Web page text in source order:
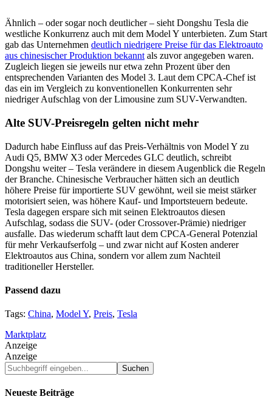
Ähnlich – oder sogar noch deutlicher – sieht Dongshu Tesla die
westliche Konkurrenz auch mit dem Model Y unterbieten. Zum Start
gab das Unternehmen deutlich niedrigere Preise für das Elektroauto
aus chinesischer Produktion bekannt als zuvor angegeben waren.
Zugleich liegen sie jeweils nur etwa zehn Prozent über den
entsprechenden Varianten des Model 3. Laut dem CPCA-Chef ist
das ein im Vergleich zu konventionellen Konkurrenten sehr
niedriger Aufschlag von der Limousine zum SUV-Verwandten.
Alte SUV-Preisregeln gelten nicht mehr
Dadurch habe Einfluss auf das Preis-Verhältnis von Model Y zu
Audi Q5, BMW X3 oder Mercedes GLC deutlich, schreibt
Dongshu weiter – Tesla verändere in diesem Augenblick die Regeln
der Branche. Chinesische Verbraucher hätten sich an deutlich
höhere Preise für importierte SUV gewöhnt, weil sie meist stärker
motorisiert seien, was höhere Kauf- und Importsteuern bedeute.
Tesla dagegen erspare sich mit seinen Elektroautos diesen
Aufschlag, sodass die SUV- (oder Crossover-Prämie) niedriger
ausfalle. Das wiederum schafft laut dem CPCA-General Potenzial
für mehr Verkaufserfolg – und zwar nicht auf Kosten anderer
Elektroautos aus China, sondern vor allem zum Nachteil
traditioneller Hersteller.
Passend dazu
Tags: China, Model Y, Preis, Tesla
Marktplatz
Anzeige
Anzeige
Suchbegriff
eingeben...
Neueste Beiträge